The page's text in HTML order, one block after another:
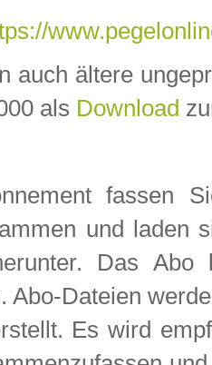
auch ältere
als Download
fassen
und laden
Das
Abo-Dateien
Es wird